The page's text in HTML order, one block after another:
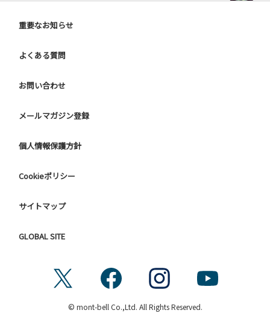
重要なお知らせ
よくある質問
お問い合わせ
メールマガジン登録
個人情報保護方針
Cookieポリシー
サイトマップ
GLOBAL SITE
© mont-bell Co.,Ltd. All Rights Reserved.